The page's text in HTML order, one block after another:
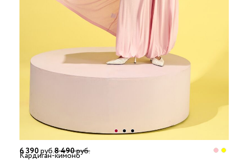
6 390руб.8 490руб.
Кардиган-кимоно